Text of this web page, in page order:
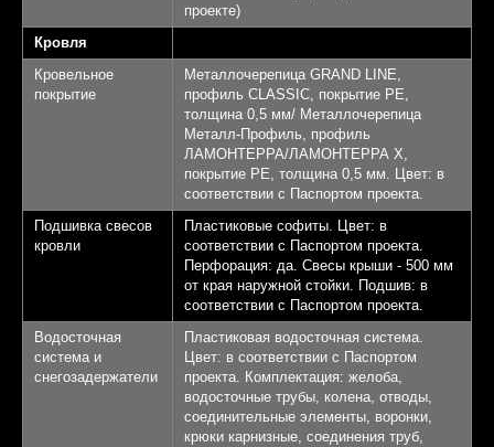
проекте)
Кровля
Кровельное
покрытие
Металлочерепица GRAND LINE,
профиль CLASSIC, покрытие PE,
толщина 0,5 мм/ Металлочерепица
Металл-Профиль, профиль
ЛАМОНТЕРРА/ЛАМОНТЕРРА Х,
покрытие PE, толщина 0,5 мм. Цвет: в
соответствии с Паспортом проекта.
Подшивка свесов
кровли
Пластиковые софиты. Цвет: в
соответствии с Паспортом проекта.
Перфорация: да. Свесы крыши - 500 мм
от края наружной стойки. Подшив: в
соответствии с Паспортом проекта.
Водосточная
система и
снегозадержатели
Пластиковая водосточная система.
Цвет: в соответствии с Паспортом
проекта. Комплектация: желоба,
водосточные трубы, колена, отводы,
соединительные элементы, воронки,
крюки карнизные, соединения труб,